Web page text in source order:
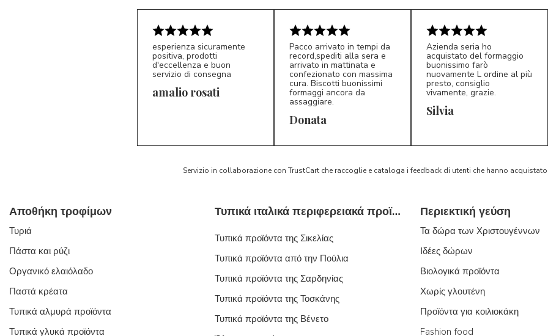
esperienza sicuramente
positiva, prodotti
d'eccellenza e buon
servizio di consegna
amalio rosati
D*
Pacco arrivato in tempi da
record,spediti alla sera e
arrivato in mattinata e
confezionato con massima
cura. Biscotti buonissimi
formaggi ancora da
assaggiare.
Donata S*
Azienda seria ho
acquistato del formaggio
buonissimo farò
nuovamente L ordine al più
presto, consiglio
vivamente, grazie.
Silvia
Servizio in collaborazione con TrustCart che raccoglie e cataloga i feedback di utenti che hanno
Αποθήκη τροφίμων
Τυριά
Πάστα και ρύζι
Οργανικό ελαιόλαδο
Παστά κρέατα
Τυπικά αλμυρά προϊόντα
Τυπικά γλυκά προϊόντα
Τυπικά ιταλικά περιφερειακά προϊόντα
Τυπικά προϊόντα της Σικελίας
Τυπικά προϊόντα από την Πούλια
Τυπικά προϊόντα της Σαρδηνίας
Τυπικά προϊόντα της Τοσκάνης
Τυπικά προϊόντα της Βένετο
Περιεκτική γεύση
Τα δώρα των Χριστουγέννων
Ιδέες δώρων
Βιολογικά προϊόντα
Χωρίς γλουτένη
Προϊόντα για κοιλιοκάκη
Fashion food